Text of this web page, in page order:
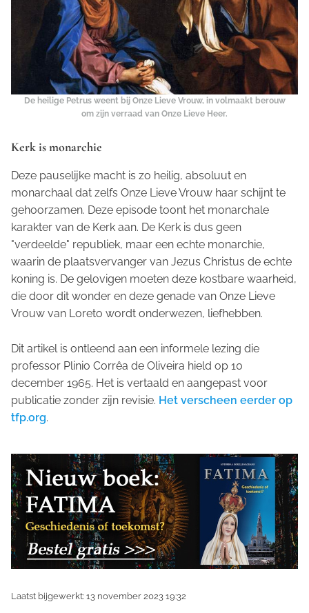
De heilige Petrus weent bij Onze Lieve Vrouw, in volmaakt berouw
om zijn verraad van Onze Lieve Heer.
Kerk is monarchie
Deze pauselijke macht is zo heilig, absoluut en
monarchaal dat zelfs Onze Lieve Vrouw haar schijnt te
gehoorzamen. Deze episode toont het monarchale
karakter van de Kerk aan. De Kerk is dus geen
"verdeelde" republiek, maar een echte monarchie,
waarin de plaatsvervanger van Jezus Christus de echte
koning is. De gelovigen moeten deze kostbare waarheid,
die door dit wonder en deze genade van Onze Lieve
Vrouw van Loreto wordt onderwezen, liefhebben.
Dit artikel is ontleend aan een informele lezing die
professor Plinio Corrêa de Oliveira hield op 10
december 1965. Het is vertaald en aangepast voor
publicatie zonder zijn revisie. Het verscheen eerder op
tfp.org.
Laatst bijgewerkt: 13 november 2023 19:32